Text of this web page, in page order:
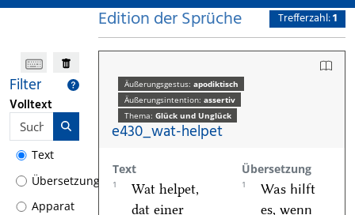
Filter
Volltext
Text
Übersetzung
Apparat
Edition der Sprüche Trefferzahl:1
Äußerungsgestus: apodiktisch
Äußerungsintention: assertiv
Thema: Glück und Unglück
e430_wat-helpet
Text Übersetzung
1
Wat helpet,
dat einer
1
Was hilft
es, wenn